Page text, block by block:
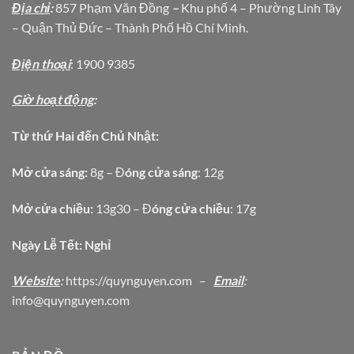
Địa chỉ:857 Phạm Văn Đồng – Khu phố 4 – Phường Linh Tây
– Quận Thủ Đức – Thành Phố Hồ Chí Minh.
Địện thoại: 1900 9385
Giờ hoạt động:
Từ thứ Hai đến Chủ Nhật:
Mở cửa sáng: 8g – Đóng cửa sáng: 12g
Mở cửa chiều: 13g30 – Đóng cửa chiều: 17g
Ngày Lễ Tết: Nghỉ
Website:https://quynguyen.com – Email:
info@quynguyen.com